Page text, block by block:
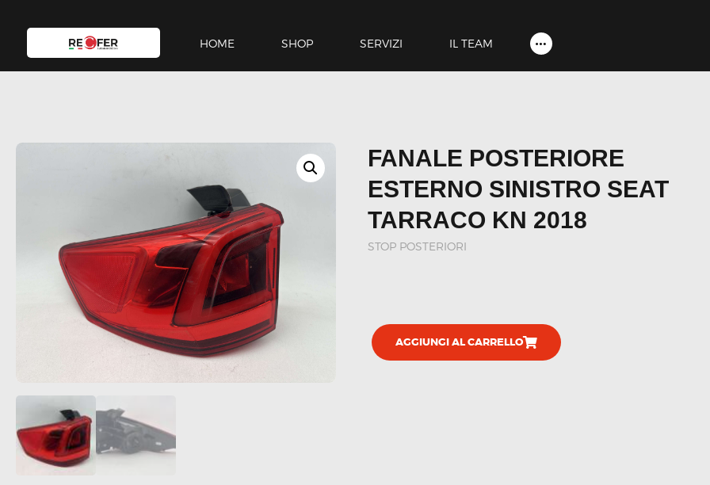
HOME SHOP SERVIZI IL TEAM
SHOP
SERVIZI
ACCOUNT
FANALE POSTERIORE
ESTERNO SINISTRO SEAT
TARRACO KN 2018
STOP POSTERIORI
AGGIUNGI AL CARRELLO